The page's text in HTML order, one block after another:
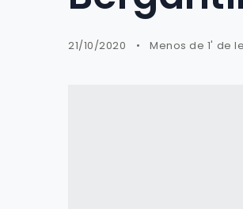
21/10/2020 Menos de 1' de